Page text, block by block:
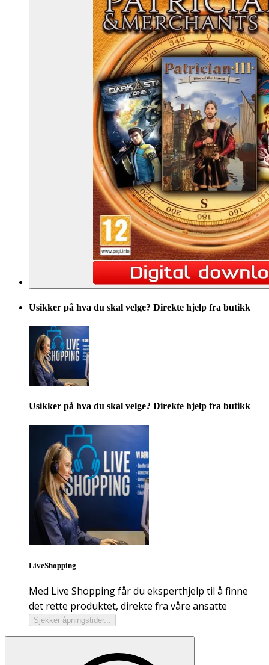
Usikker på hva du skal velge? Direkte hjelp fra butikk
Usikker på hva du skal velge? Direkte hjelp fra butikk
LiveShopping
Med Live Shopping får du eksperthjelp til å finne
det rette produktet, direkte fra våre ansatte
Sjekker åpningstider...